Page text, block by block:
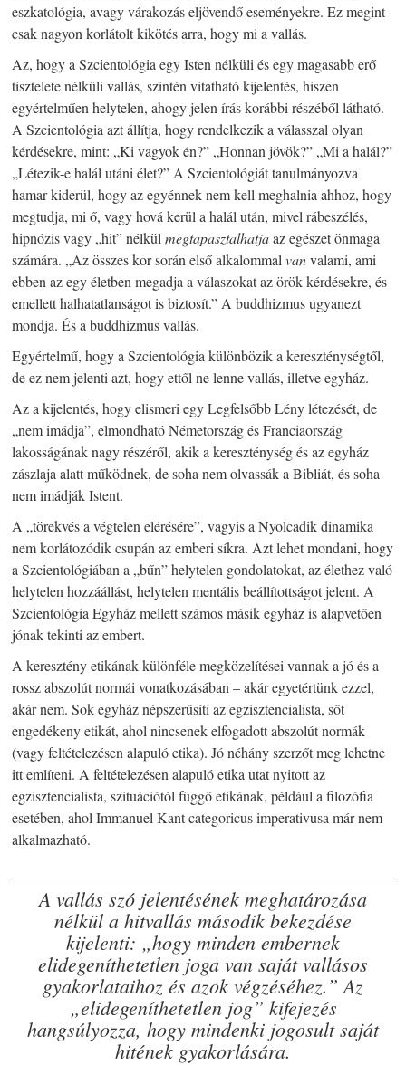
eszkatológia, avagy várakozás eljövendő eseményekre. Ez megint
csak nagyon korlátolt kikötés arra, hogy mi a vallás.
Az, hogy a Szcientológia egy Isten nélküli és egy magasabb erő
tisztelete nélküli vallás, szintén vitatható kijelentés, hiszen
egyértelműen helytelen, ahogy jelen írás korábbi részéből látható.
A Szcientológia azt állítja, hogy rendelkezik a válasszal olyan
kérdésekre, mint: „Ki vagyok én?” „Honnan jövök?” „Mi a halál?”
„Létezik-e halál utáni élet?” A Szcientológiát tanulmányozva
hamar kiderül, hogy az egyénnek nem kell meghalnia ahhoz, hogy
megtudja, mi ő, vagy hová kerül a halál után, mivel rábeszélés,
hipnózis vagy „hit” nélkül megtapasztalhatjaaz egészet önmaga
számára. „Az összes kor során első alkalommal vanvalami, ami
ebben az egy életben megadja a válaszokat az örök kérdésekre, és
emellett halhatatlanságot is biztosít.” A buddhizmus ugyanezt
mondja. És a buddhizmus vallás.
Egyértelmű, hogy a Szcientológia különbözik a kereszténységtől,
de ez nem jelenti azt, hogy ettől ne lenne vallás, illetve egyház.
Az a kijelentés, hogy elismeri egy Legfelsőbb Lény létezését, de
„nem imádja”, elmondható Németország és Franciaország
lakosságának nagy részéről, akik a kereszténység és az egyház
zászlaja alatt működnek, de soha nem olvassák a Bibliát, és soha
nem imádják Istent.
A „törekvés a végtelen elérésére”, vagyis a Nyolcadik dinamika
nem korlátozódik csupán az emberi síkra. Azt lehet mondani, hogy
a Szcientológiában a „bűn” helytelen gondolatokat, az élethez való
helytelen hozzáállást, helytelen mentális beállítottságot jelent. A
Szcientológia Egyház mellett számos másik egyház is alapvetően
jónak tekinti az embert.
A keresztény etikának különféle megközelítései vannak a jó és a
rossz abszolút normái vonatkozásában – akár egyetértünk ezzel,
akár nem. Sok egyház népszerűsíti az egzisztencialista, sőt
engedékeny etikát, ahol nincsenek elfogadott abszolút normák
(vagy feltételezésen alapuló etika). Jó néhány szerzőt meg lehetne
itt említeni. A feltételezésen alapuló etika utat nyitott az
egzisztencialista, szituációtól függő etikának, például a filozófia
esetében, ahol Immanuel Kant categoricus imperativusa már nem
alkalmazható.
A vallás szó jelentésének meghatározása
nélkül a hitvallás második bekezdése
kijelenti: „hogy minden embernek
elidegeníthetetlen joga van saját vallásos
gyakorlataihoz és azok végzéséhez.” Az
„elidegeníthetetlen jog” kifejezés
hangsúlyozza, hogy mindenki jogosult saját
hitének gyakorlására.